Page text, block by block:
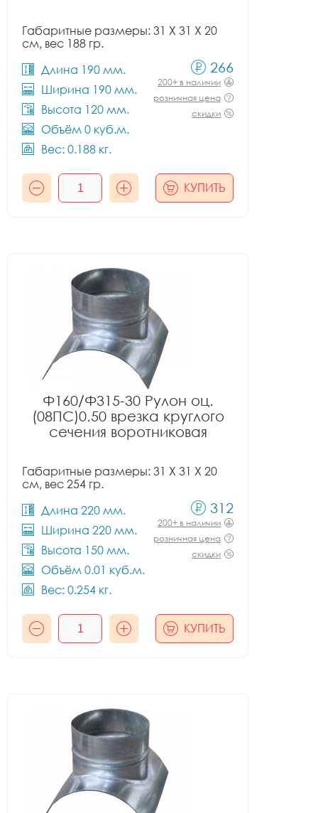
Габаритные размеры: 31 X 31 X 20
см, вес 188 гр.
Длина 190 мм.
Ширина 190 мм.
Высота 120 мм.
Объём 0 куб.м.
Вес: 0.188 кг.
266
200+ в наличии
розничная цена
скидки
КУПИТЬ
Ф160/Ф315-30 Рулон оц.
(08ПС)0.50 врезка круглого
сечения воротниковая
Габаритные размеры: 31 X 31 X 20
см, вес 254 гр.
Длина 220 мм.
Ширина 220 мм.
Высота 150 мм.
Объём 0.01 куб.м.
Вес: 0.254 кг.
312
200+ в наличии
розничная цена
скидки
КУПИТЬ